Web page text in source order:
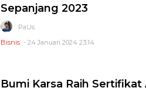
Sepanjang 2023
PaUs
Bisnis - 24 Januari 2024 23:14
Bumi Karsa Raih